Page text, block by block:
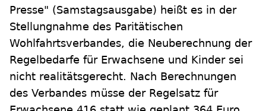
Presse" (Samstagsausgabe) heißt es in der
Stellungnahme des Paritätischen
Wohlfahrtsverbandes, die Neuberechnung der
Regelbedarfe für Erwachsene und Kinder sei
nicht realitätsgerecht. Nach Berechnungen
des Verbandes müsse der Regelsatz für